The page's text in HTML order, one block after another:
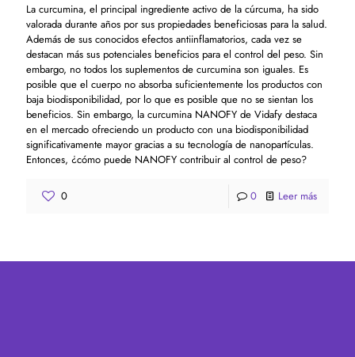
La curcumina, el principal ingrediente activo de la cúrcuma, ha sido
valorada durante años por sus propiedades beneficiosas para la salud.
Además de sus conocidos efectos antiinflamatorios, cada vez se
destacan más sus potenciales beneficios para el control del peso. Sin
embargo, no todos los suplementos de curcumina son iguales. Es
posible que el cuerpo no absorba suficientemente los productos con
baja biodisponibilidad, por lo que es posible que no se sientan los
beneficios. Sin embargo, la curcumina NANOFY de Vidafy destaca
en el mercado ofreciendo un producto con una biodisponibilidad
significativamente mayor gracias a su tecnología de nanopartículas.
Entonces, ¿cómo puede NANOFY contribuir al control de peso?
0 0 Leer más